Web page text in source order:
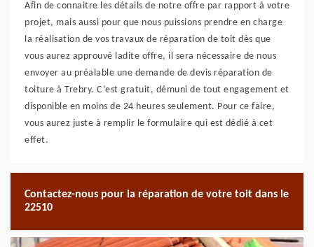
Afin de connaitre les détails de notre offre par rapport à votre
projet, mais aussi pour que nous puissions prendre en charge
la réalisation de vos travaux de réparation de toit dès que
vous aurez approuvé ladite offre, il sera nécessaire de nous
envoyer au préalable une demande de devis réparation de
toiture à Trebry. C’est gratuit, démuni de tout engagement et
disponible en moins de 24 heures seulement. Pour ce faire,
vous aurez juste à remplir le formulaire qui est dédié à cet
effet.
Contactez-nous pour la réparation de votre toit dans le
22510